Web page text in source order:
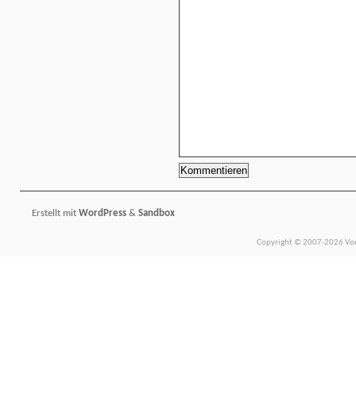
Erstellt mit WordPress & Sandbox
Copyright © 2007-2026